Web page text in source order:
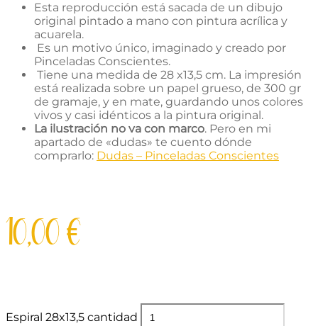
Esta reproducción está sacada de un dibujo
original pintado a mano con pintura acrílica y
acuarela.
Es un motivo único, imaginado y creado por
Pinceladas Conscientes.
Tiene una medida de 28 x13,5 cm. La impresión
está realizada sobre un papel grueso, de 300 gr
de gramaje, y en mate, guardando unos colores
vivos y casi idénticos a la pintura original.
La ilustración no va con marco. Pero en mi
apartado de «dudas» te cuento dónde
comprarlo: Dudas – Pinceladas Conscientes
10,00€
Espiral 28x13,5 cantidad